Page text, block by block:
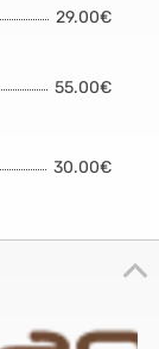
29.00€
55.00€
30.00€